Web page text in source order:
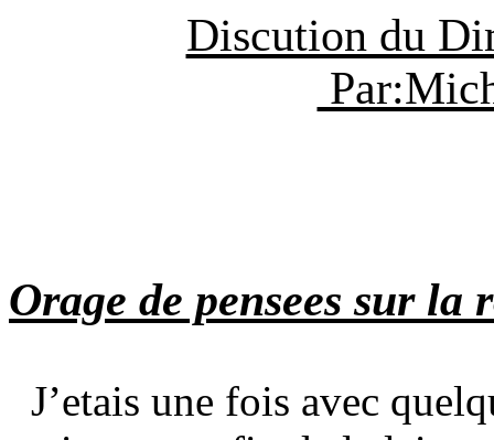
Discution du
Orage de pensees sur la
J’etais une fois avec